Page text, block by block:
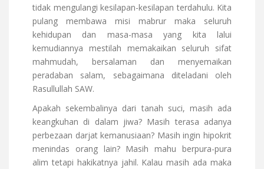
tidak mengulangi kesilapan-kesilapan terdahulu. Kita
pulang membawa misi mabrur maka seluruh
kehidupan dan masa-masa yang kita lalui
kemudiannya mestilah memakaikan seluruh sifat
mahmudah, bersalaman dan menyemaikan
peradaban salam, sebagaimana diteladani oleh
Rasullullah SAW.
Apakah sekembalinya dari tanah suci, masih ada
keangkuhan di dalam jiwa? Masih terasa adanya
perbezaan darjat kemanusiaan? Masih ingin hipokrit
menindas orang lain? Masih mahu berpura-pura
alim tetapi hakikatnya jahil. Kalau masih ada maka